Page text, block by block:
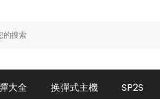
大全 换彈式主機 SP2S